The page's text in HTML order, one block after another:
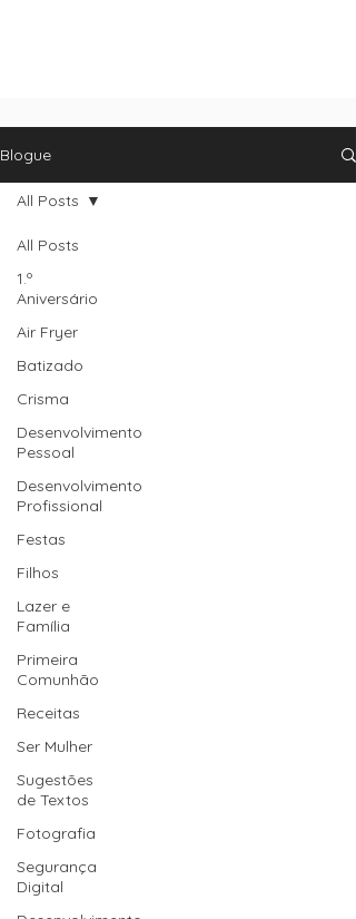
Blogue
All Posts
1.º
Aniversário
Air Fryer
Batizado
Crisma
Desenvolvimento
Pessoal
Desenvolvimento
Profissional
Festas
Filhos
Lazer e
Família
Primeira
Comunhão
Receitas
Ser Mulher
Sugestões
de Textos
Fotografia
Segurança
Digital
All Posts